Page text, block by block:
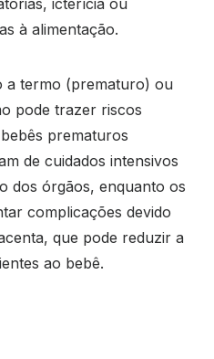
icterícia ou
à alimentação.
a termo (prematuro) ou
pode trazer riscos
prematuros
de cuidados intensivos
dos órgãos, enquanto os
complicações devido
que pode reduzir a
ao bebê.